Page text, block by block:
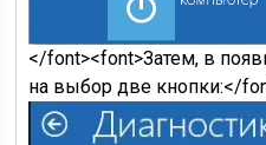
</font><font>Затем, в
на выбор две кнопки:</